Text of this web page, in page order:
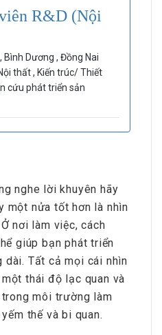
R&D (Nội
Bình Dương , Đồng Nai
thất , Kiến trúc/ Thiết
cứu phát triển sản
nghe lời khuyên hãy
một nửa tốt hơn là nhìn
nơi làm việc, cách
giúp bạn phát triển
Tất cả mọi cái nhìn
thái độ lạc quan và
môi trường làm
thế và bi quan.